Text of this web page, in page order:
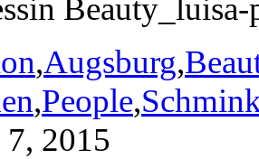
,Augsburg,
,People,
7, 2015